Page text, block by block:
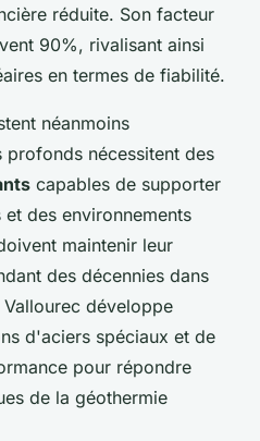
réduite. Son facteur
90%, rivalisant ainsi
en termes de fiabilité.
néanmoins
nécessitent des
capables de supporter
des environnements
maintenir leur
des décennies dans
développe
d'aciers spéciaux et de
pour répondre
de la géothermie